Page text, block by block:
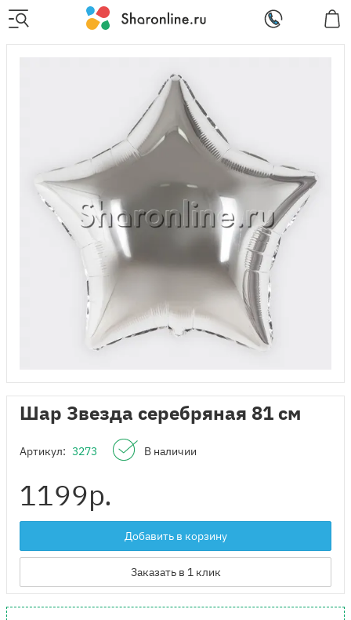
Шар Звезда серебряная 81 см
Артикул: 3273 В наличии
1199р.
Добавить в корзину
Заказать в 1 клик